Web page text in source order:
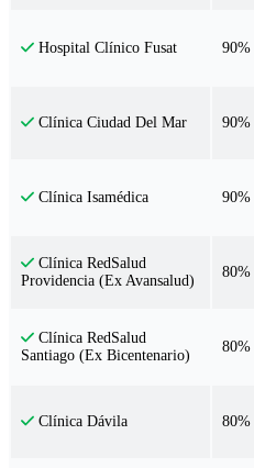
Hospital Clínico Fusat 90%
Clínica Ciudad Del Mar 90%
Clínica Isamédica 90%
Clínica RedSalud
Providencia (Ex Avansalud)
80%
Clínica RedSalud
Santiago (Ex Bicentenario)
80%
Clínica Dávila 80%